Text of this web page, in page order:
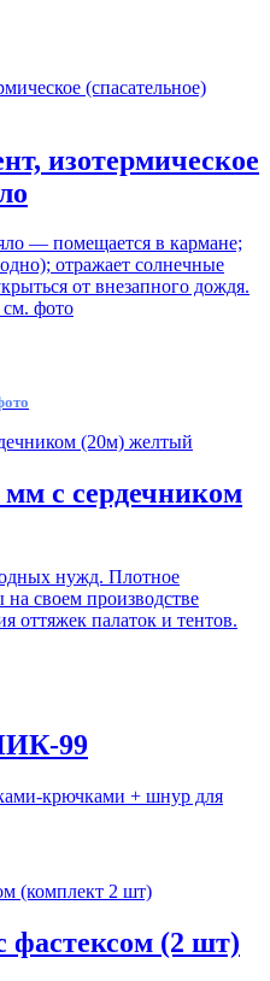
изотермическое
— помещается в кармане;
отражает солнечные
от внезапного дождя.
см. фото
с сердечником
нужд. Плотное
своем производстве
оттяжек палаток и тентов.
99
крючками + шнур для
фастексом (2 шт)